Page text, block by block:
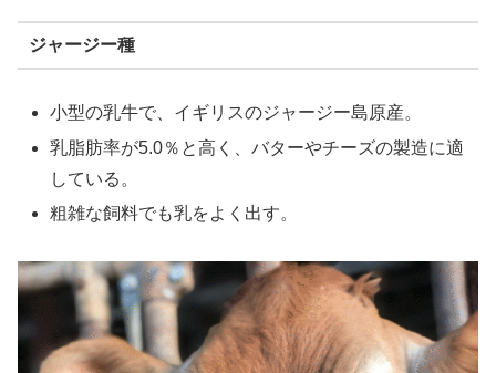
ジャージー種
小型の乳牛で、イギリスのジャージー島原産。
乳脂肪率が5.0％と高く、バターやチーズの製造に適
している。
粗雑な飼料でも乳をよく出す。